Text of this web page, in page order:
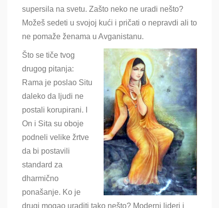
supersila na svetu. Zašto neko ne uradi nešto?
Možeš sedeti u svojoj kući i pričati o nepravdi ali to
ne pomaže ženama u Avganistanu.
Što se tiče tvog
drugog pitanja:
Rama je poslao Situ
daleko da ljudi ne
postali korupirani. I
On i Sita su oboje
podneli velike žrtve
da bi postavili
standard za
dharmično
ponašanje. Ko je
drugi mogao uraditi tako nešto? Moderni lideri i